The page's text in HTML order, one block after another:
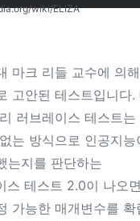
wiki/ELIZA
마크 리들 교수에 의
고안된 테스트입니다.
러브레이스 테스트는
는 방식으로 인공지능
는지를 판단하는
스 테스트 2.0이 나오
가능한 매개변수를 확